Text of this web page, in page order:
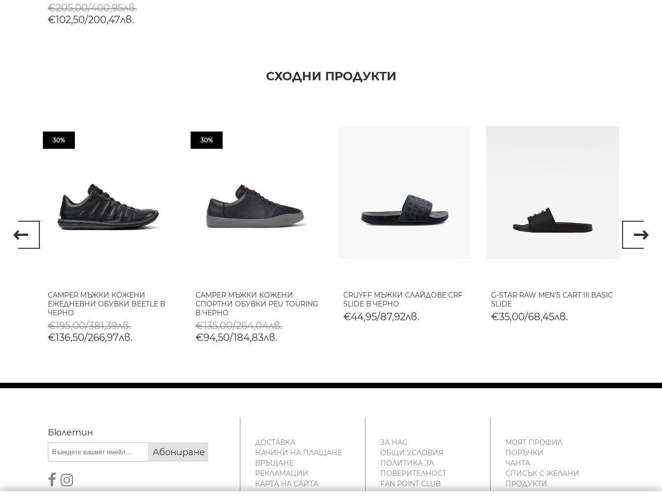
€205,00/400,95лв.
€102,50/200,47лв.
СХОДНИ ПРОДУКТИ
30%
CAMPER МЪЖКИ КОЖЕНИ
ЕЖЕДНЕВНИ ОБУВКИ BEETLE В
ЧЕРНО
€195,00/381,39лв.
€136,50/266,97лв.
30%
CAMPER МЪЖКИ КОЖЕНИ
СПОРТНИ ОБУВКИ PEU TOURING
В ЧЕРНО
€135,00/264,04лв.
€94,50/184,83лв.
CRUYFF МЪЖКИ СЛАЙДОВЕ CRF
SLIDE В ЧЕРНО
€44,95/87,92лв.
G-STAR RAW MEN'S CART III BASIC
SLIDE
€35,00/68,45лв.
Бюлетин
Абониране
ДОСТАВКА
НАЧИНИ НА ПЛАЩАНЕ
ВРЪЩАНЕ
РЕКЛАМАЦИИ
КАРТА НА САЙТА
ЗА НАС
ОБЩИ УСЛОВИЯ
ПОЛИТИКА ЗА
ПОВЕРИТЕЛНОСТ
FAN POINT CLUB
МОЯТ ПРОФИЛ
ПОРЪЧКИ
ЧАНТА
СПИСЪК С ЖЕЛАНИ
ПРОДУКТИ